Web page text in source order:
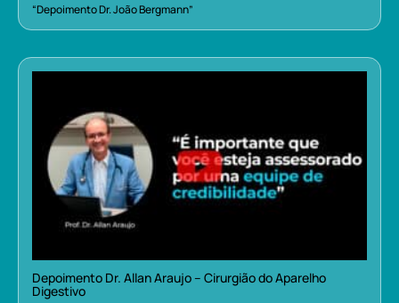
“Depoimento Dr. João Bergmann”
Depoimento Dr. Allan Araujo – Cirurgião do Aparelho
Digestivo